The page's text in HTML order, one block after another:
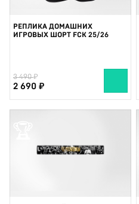
РЕПЛИКА ДОМАШНИХ
ИГРОВЫХ ШОРТ FCK 25/26
3 490
2 690